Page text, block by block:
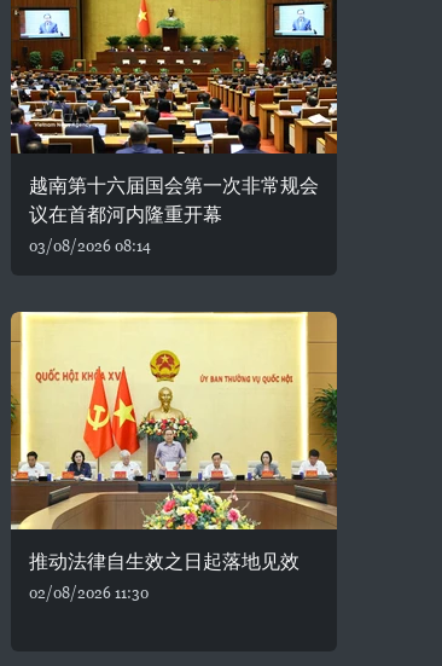
越南第十六届国会第一次非常规会
议在首都河内隆重开幕
03/08/2026 08:14
推动法律自生效之日起落地见效
02/08/2026 11:30